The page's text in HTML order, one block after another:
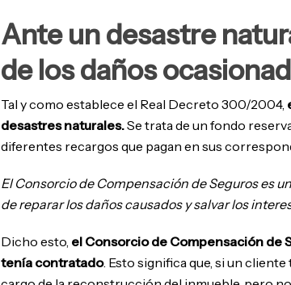
Ante un desastre
de los daños
Tal y como establece el Real Decreto 300/2004,
desastres naturales.Se trata de un fondo
diferentes recargos que pagan en sus
El Consorcio de Compensación de Seguros es
de reparar los daños causados y salvar los
Dicho esto, el Consorcio de Compensación de
tenía contratado. Esto significa que, si un